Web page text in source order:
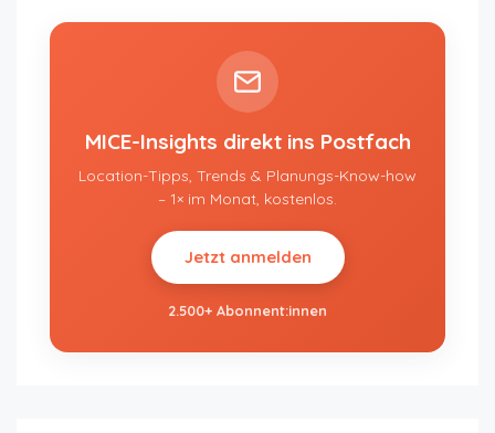
MICE-Insights direkt ins Postfach
Location-Tipps, Trends & Planungs-Know-how
– 1× im Monat, kostenlos.
Jetzt anmelden
2.500+ Abonnent:innen